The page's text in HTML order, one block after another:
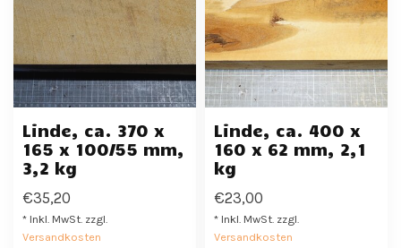
Linde, ca. 370 x
165 x 100/55 mm,
3,2 kg
€35,20
* Inkl. MwSt. zzgl.
Versandkosten
Linde, ca. 400 x
160 x 62 mm, 2,1
kg
€23,00
* Inkl. MwSt. zzgl.
Versandkosten